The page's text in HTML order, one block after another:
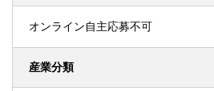
オンライン自主応募不可
産業分類